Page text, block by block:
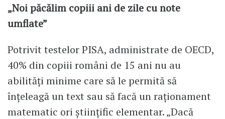
„Noi păcălim copiii ani de zile cu note
umflate”
Potrivit testelor PISA, administrate de OECD,
40% din copiii români de 15 ani nu au
abilități minime care să le permită să
înțeleagă un text sau să facă un raționament
matematic ori științific elementar. „Dacă